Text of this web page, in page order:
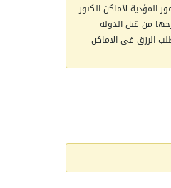
المؤدية لأماكن الكنوز
من قبل الدوله
الرزق في الاماكن